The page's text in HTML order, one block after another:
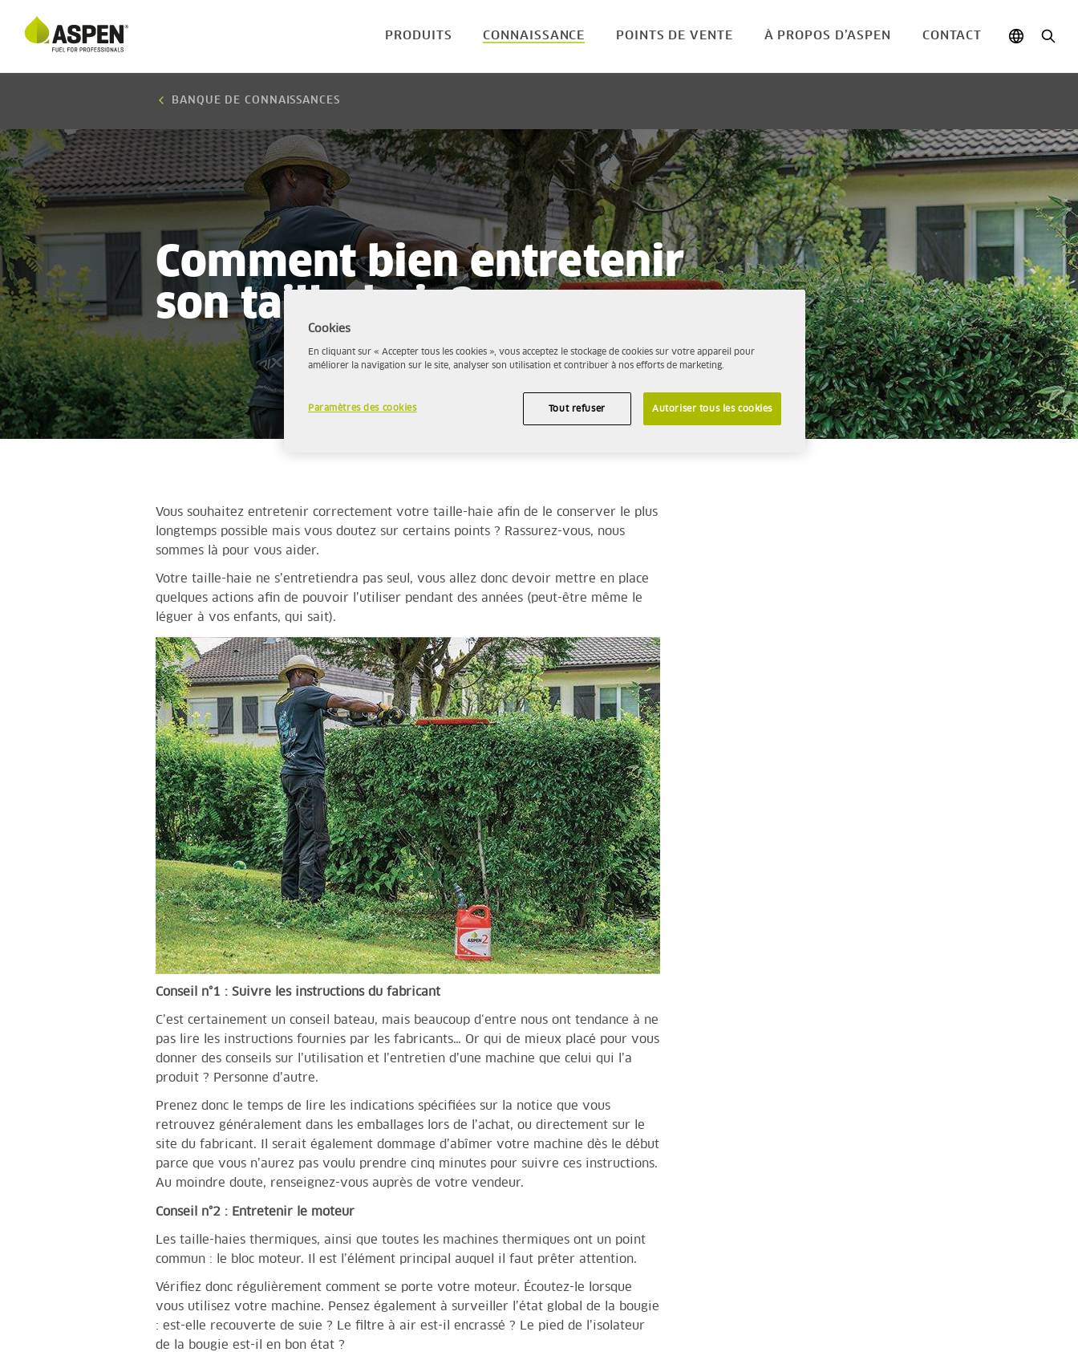
PRODUITS CONNAISSANCE POINTS DE VENTE À PROPOS D’ASPEN CONTACT
BANQUE DE CONNAISSANCES
Comment bien entretenir
son taille-haie?
Vous souhaitez entretenir correctement votre taille-haie afin de le conserver le plus
longtemps possible mais vous doutez sur certains points ? Rassurez-vous, nous
sommes là pour vous aider.
Votre taille-haie ne s’entretiendra pas seul, vous allez donc devoir mettre en place
quelques actions afin de pouvoir l’utiliser pendant des années (peut-être même le
léguer à vos enfants, qui sait).
Conseil n°1 : Suivre les instructions du fabricant
C’est certainement un conseil bateau, mais beaucoup d‘entre nous ont tendance à ne
pas lire les instructions fournies par les fabricants… Or qui de mieux placé pour vous
donner des conseils sur l’utilisation et l’entretien d’une machine que celui qui l’a
produit ? Personne d’autre.
Prenez donc le temps de lire les indications spécifiées sur la notice que vous
retrouvez généralement dans les emballages lors de l’achat, ou directement sur le
site du fabricant. Il serait également dommage d’abîmer votre machine dès le début
parce que vous n’aurez pas voulu prendre cinq minutes pour suivre ces instructions.
Au moindre doute, renseignez-vous auprès de votre vendeur.
Conseil n°2 : Entretenir le moteur
Les taille-haies thermiques, ainsi que toutes les machines thermiques ont un point
commun : le bloc moteur. Il est l’élément principal auquel il faut prêter attention.
Vérifiez donc régulièrement comment se porte votre moteur. Écoutez-le lorsque
vous utilisez votre machine. Pensez également à surveiller l’état global de la bougie
: est-elle recouverte de suie ? Le filtre à air est-il encrassé ? Le pied de l’isolateur
de la bougie est-il en bon état ?
Cookies
En cliquant sur « Accepter tous les cookies », vous acceptez le stockage de cookies sur votre appareil pour
améliorer la navigation sur le site, analyser son utilisation et contribuer à nos efforts de marketing.
Paramètres des cookies Tout refuser Autoriser tous les cookies